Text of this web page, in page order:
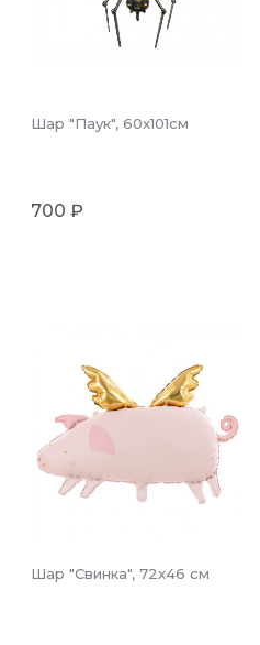
Шар "Паук", 60x101см
700 ₽
Шар "Свинка", 72х46 см